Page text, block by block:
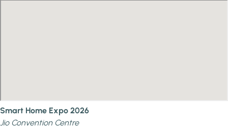
Smart Home Expo 2026
Jio Convention Centre